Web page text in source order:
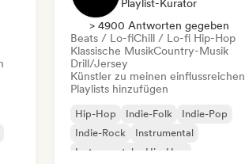
Playlist-Kurator
> 4900 Antworten gegeben
Beats / Lo-fiChill / Lo-fi Hip-Hop
Klassische MusikCountry-Musik
Drill/Jersey
Künstler zu meinen einflussreichen
Playlists hinzufügen
Hip-Hop Indie-Folk
Indie-Pop
Indie-Rock
Instrumental
Instrumentaler Hip-Hop